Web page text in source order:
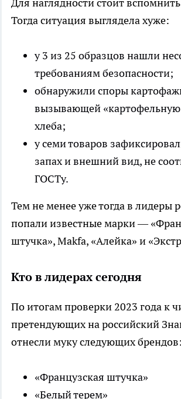
Тогда ситуация выглядела хуже:
у 3 из 25 образцов нашли
требованиям безопасности;
обнаружили споры
вызывающей «картофельную
хлеба;
у семи товаров
запах и внешний вид, не
ГОСТу.
Тем не менее уже тогда в лидеры
попали известные марки —
штучка», Makfa, «Алейка» и
Кто в лидерах сегодня
По итогам проверки 2023 года к
претендующих на российский
отнесли муку следующих брендов:
«Французская штучка»
«Белый терем»